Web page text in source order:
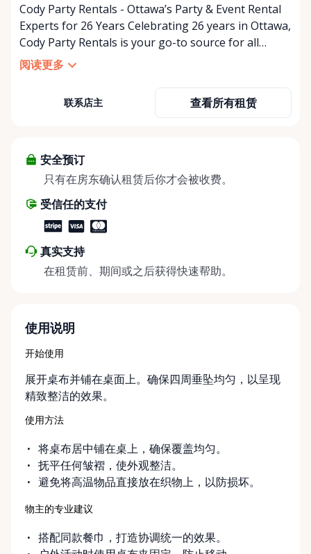
Cody Party Rentals - Ottawa’s Party & Event Rental
Experts for 26 Years Celebrating 26 years in Ottawa,
Cody Party Rentals is your go-to source for all
things party and event rentals. We’re proud to be a
partner of Rent Anything, expanding our offerings
At Cody Party Rentals, we believe in the power of
about more than just saving money; it’s about
helping people enjoy more for less while making a
share instead of buy, we’re all doing our part to
make things easier on Mother Nature.
阅读更多
联系店主 查看所有租赁
安全预订
只有在房东确认租赁后你才会被收费。
受信任的支付
真实支持
在租赁前、期间或之后获得快速帮助。
使用说明
开始使用
展开桌布并铺在桌面上。确保四周垂坠均匀，以呈现
精致整洁的效果。
使用方法
将桌布居中铺在桌上，确保覆盖均匀。
抚平任何皱褶，使外观整洁。
避免将高温物品直接放在织物上，以防损坏。
物主的专业建议
搭配同款餐巾，打造协调统一的效果。